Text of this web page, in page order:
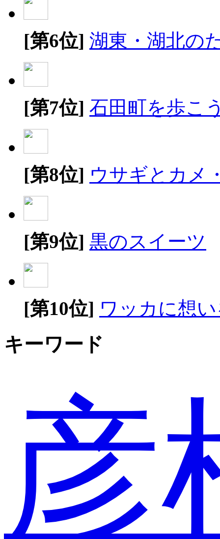
[第6位] 湖東・湖北の
[第7位] 石田町を歩こ
[第8位] ウサギとカメ
[第9位] 黒のスイーツ
[第10位] ワッカに想
キーワード
彦